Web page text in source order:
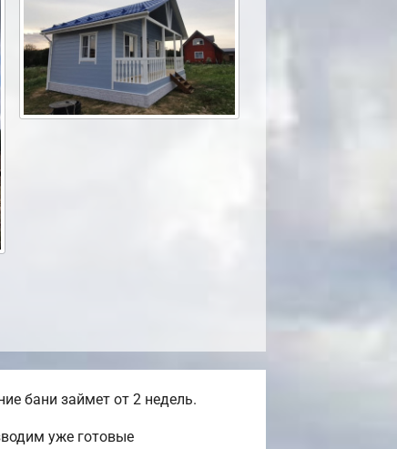
бани займет от 2 недель.
уже готовые